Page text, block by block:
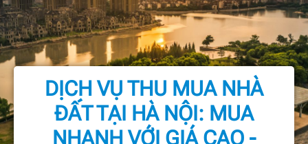
DỊCH VỤ THU MUA NHÀ
ĐẤT TẠI HÀ NỘI: MUA
NHANH VỚI GIÁ CAO -